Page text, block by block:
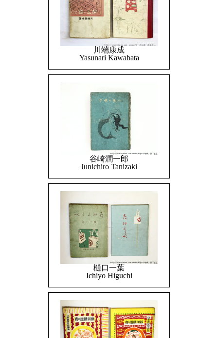
川端康成
Yasunari Kawabata
谷崎潤一郎
Junichiro Tanizaki
樋口一葉
Ichiyo Higuchi